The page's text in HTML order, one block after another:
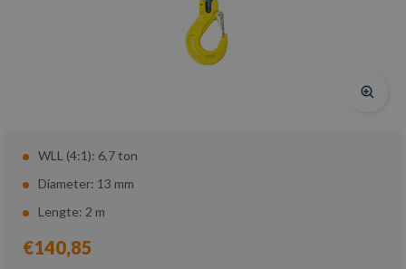
WLL (4:1): 6,7 ton
Diameter: 13 mm
Lengte: 2 m
€140,85